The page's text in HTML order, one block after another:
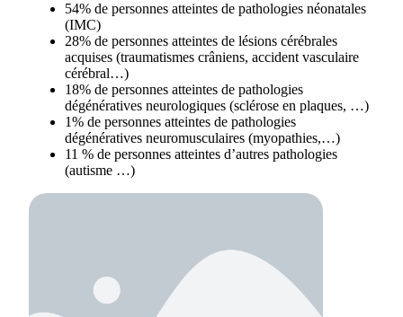
54% de personnes atteintes de pathologies néonatales
(IMC)
28% de personnes atteintes de lésions cérébrales
acquises (traumatismes crâniens, accident vasculaire
cérébral…)
18% de personnes atteintes de pathologies
dégénératives neurologiques (sclérose en plaques, …)
1% de personnes atteintes de pathologies
dégénératives neuromusculaires (myopathies,…)
11 % de personnes atteintes d’autres pathologies
(autisme …)